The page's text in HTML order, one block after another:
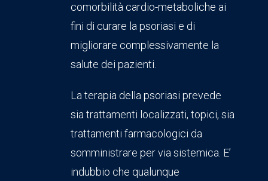
comorbilità cardio-metaboliche ai
fini di curare la psoriasi e di
migliorare complessivamente la
salute dei pazienti.
La terapia della psoriasi prevede
sia trattamenti localizzati, topici, sia
trattamenti farmacologici da
somministrare per via sistemica. E’
indubbio che qualunque